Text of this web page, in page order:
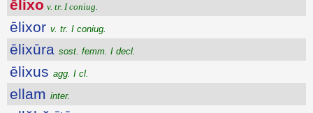
ēlixo v. tr. I coniug.
ēlixor v. tr. I coniug.
ēlixūra sost. femm. I decl.
ēlixus agg. I cl.
ellam inter.